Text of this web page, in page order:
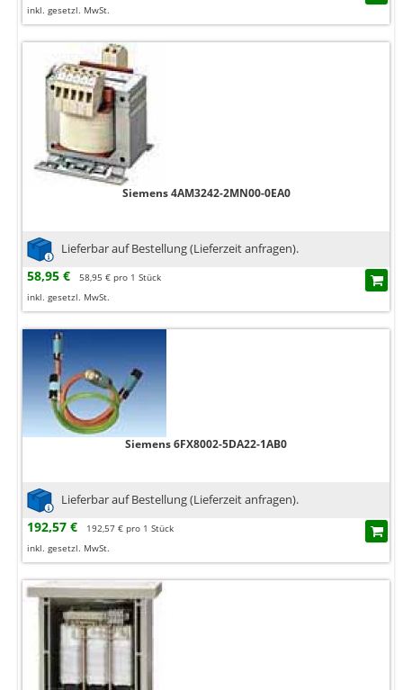
inkl. gesetzl. MwSt.
Siemens 4AM3242-2MN00-0EA0
Lieferbar auf Bestellung (Lieferzeit anfragen).
58,95 €
58,95 € pro 1 Stück
inkl. gesetzl. MwSt.
Siemens 6FX8002-5DA22-1AB0
Lieferbar auf Bestellung (Lieferzeit anfragen).
192,57 €
192,57 € pro 1 Stück
inkl. gesetzl. MwSt.